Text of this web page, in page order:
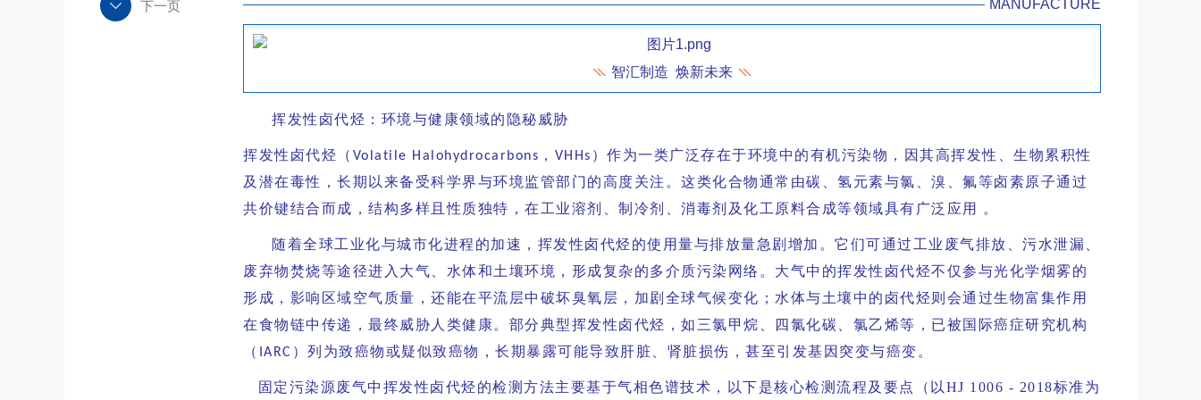
MANUFACTURE
智汇制造 焕新未来
挥发性卤代烃：环境与健康领域的隐秘威胁
挥发性卤代烃（ Volatile Halohydrocarbons ， VHHs ）作为一类广泛存在于环境中的有机污染物，因其高挥发性、生物累积性
及潜在毒性，长期以来备受科学界与环境监管部门的高度关注。这类化合物通常由碳、氢元素与氯、溴、氟等卤素原子通过
共价键结合而成，结构多样且性质独特，在工业溶剂、制冷剂、消毒剂及化工原料合成等领域具有广泛应用 。
随着全球工业化与城市化进程的加速，挥发性卤代烃的使用量与排放量急剧增加。它们可通过工业废气排放、污水泄漏、
废弃物焚烧等途径进入大气、水体和土壤环境，形成复杂的多介质污染网络。大气中的挥发性卤代烃不仅参与光化学烟雾的
形成，影响区域空气质量，还能在平流层中破坏臭氧层，加剧全球气候变化；水体与土壤中的卤代烃则会通过生物富集作用
在食物链中传递，最终威胁人类健康。部分典型挥发性卤代烃，如三氯甲烷、四氯化碳、氯乙烯等，已被国际癌症研究机构
（ IARC ）列为致癌物或疑似致癌物，长期暴露可能导致肝脏、肾脏损伤，甚至引发基因突变与癌变。
固定污染源废气中挥发性卤代烃的检测方法主要基于气相色谱技术，以下是核心检测流程及要点（以HJ 1006 - 2018标准为
下一页